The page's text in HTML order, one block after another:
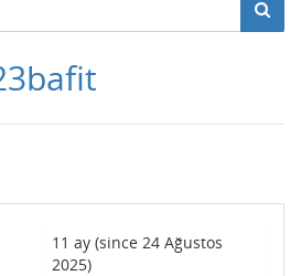
11 ay (since 24 Ağustos
2025)